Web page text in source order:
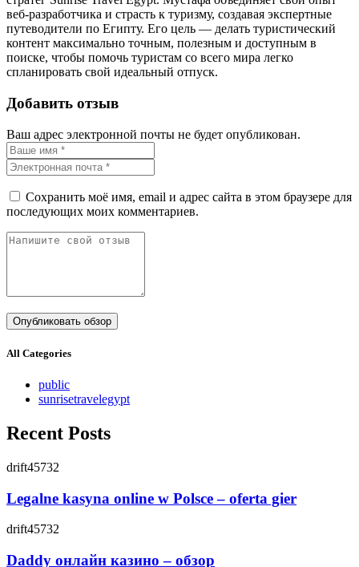
веб-разработчика и страсть к туризму, создавая экспертные
путеводители по Египту. Его цель — делать туристический
контент максимально точным, полезным и доступным в
поиске, чтобы помочь туристам со всего мира легко
спланировать свой идеальный отпуск.
Добавить отзыв
Ваш адрес электронной почты не будет опубликован.
Сохранить моё имя, email и адрес сайта в этом браузере для
последующих моих комментариев.
All Categories
public
sunrisetravelegypt
Recent Posts
drift45732
Legalne kasyna online w Polsce – oferta gier
drift45732
Daddy онлайн казино – обзор